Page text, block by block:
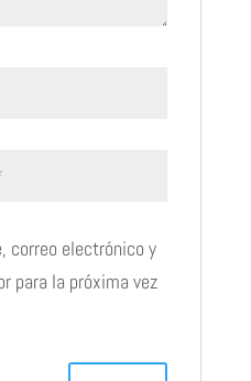
correo electrónico y
para la próxima vez